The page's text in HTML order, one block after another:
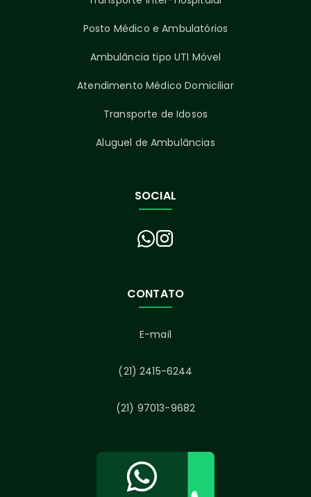
Posto Médico e Ambulatórios
Ambulância tipo UTI Móvel
Atendimento Médico Domiciliar
Transporte de Idosos
Aluguel de Ambulâncias
SOCIAL
CONTATO
E-mail
(21) 2415-6244
(21) 97013-9682